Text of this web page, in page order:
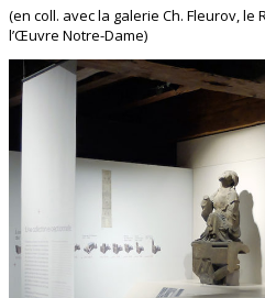
(en coll. avec la galerie Ch. Fleurov, le
l’Œuvre Notre-Dame)